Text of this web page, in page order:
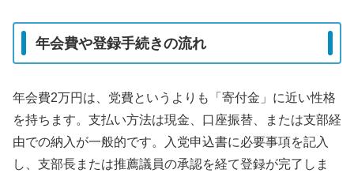
年会費や登録手続きの流れ
年会費2万円は、党費というよりも「寄付金」に近い性格
を持ちます。支払い方法は現金、口座振替、または支部経
由での納入が一般的です。入党申込書に必要事項を記入
し、支部長または推薦議員の承認を経て登録が完了しま